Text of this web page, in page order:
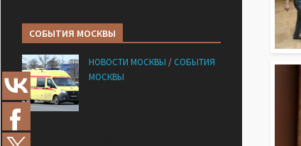
СОБЫТИЯ МОСКВЫ
НОВОСТИ МОСКВЫ / СОБЫТИЯ
МОСКВЫ